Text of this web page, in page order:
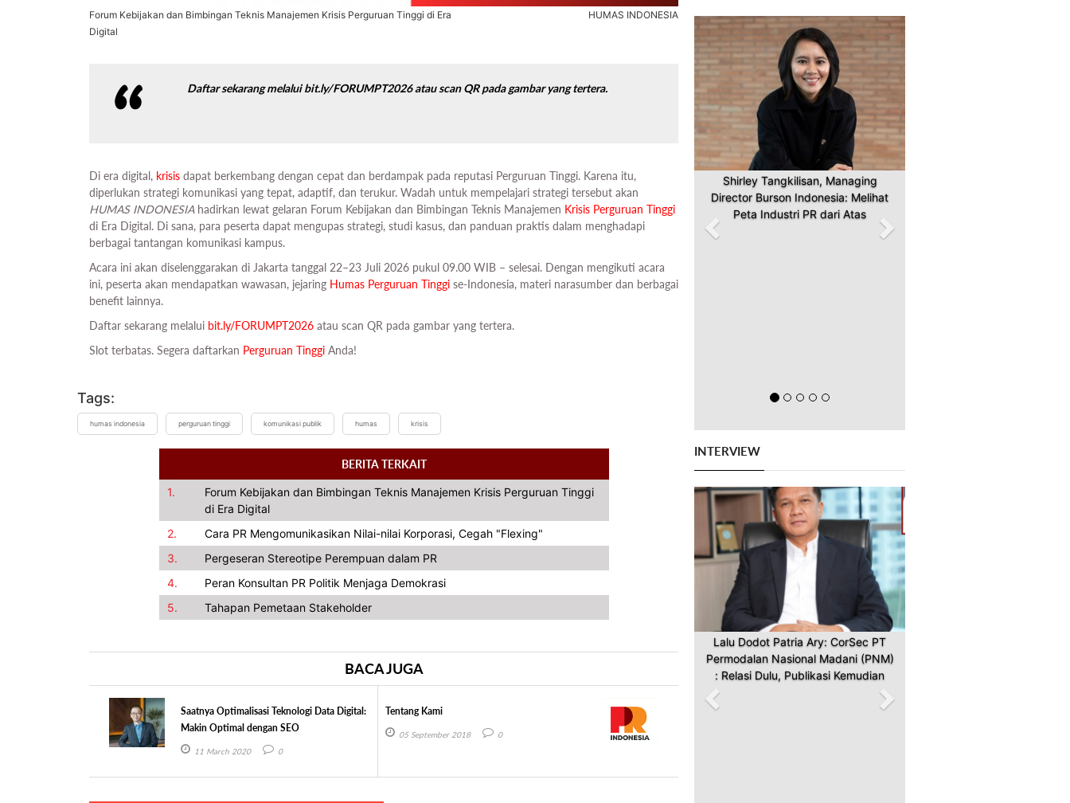
Forum Kebijakan dan Bimbingan Teknis Manajemen Krisis Perguruan Tinggi di Era
Digital
HUMAS INDONESIA
Daftar sekarang melalui bit.ly/FORUMPT2026 atau scan QR pada gambar yang tertera.
Di era digital, krisis dapat berkembang dengan cepat dan berdampak pada reputasi Perguruan Tinggi. Karena itu,
diperlukan strategi komunikasi yang tepat, adaptif, dan terukur. Wadah untuk mempelajari strategi tersebut akan
HUMAS INDONESIAhadirkan lewat gelaran Forum Kebijakan dan Bimbingan Teknis Manajemen Krisis Perguruan Tinggi
di Era Digital. Di sana, para peserta dapat mengupas strategi, studi kasus, dan panduan praktis dalam menghadapi
berbagai tantangan komunikasi kampus.
Acara ini akan diselenggarakan di Jakarta tanggal 22–23 Juli 2026 pukul 09.00 WIB – selesai. Dengan mengikuti acara
ini, peserta akan mendapatkan wawasan, jejaring Humas Perguruan Tinggi se-Indonesia, materi narasumber dan berbagai
benefit lainnya.
Daftar sekarang melalui bit.ly/FORUMPT2026 atau scan QR pada gambar yang tertera.
Slot terbatas. Segera daftarkan Perguruan Tinggi Anda!
Tags:
humas indonesia perguruan tinggi komunikasi publik humas krisis
BERITA TERKAIT
1.
Forum Kebijakan dan Bimbingan Teknis Manajemen Krisis Perguruan Tinggi
di Era Digital
2.
Cara PR Mengomunikasikan Nilai-nilai Korporasi, Cegah "Flexing"
3.
Pergeseran Stereotipe Perempuan dalam PR
4.
Peran Konsultan PR Politik Menjaga Demokrasi
5.
Tahapan Pemetaan Stakeholder
BACA JUGA
Saatnya Optimalisasi Teknologi Data Digital:
Makin Optimal dengan SEO
11 March 2020 0
Tentang Kami
05 September 2018 0
Shirley Tangkilisan, Managing
Director Burson Indonesia: Melihat
Peta Industri PR dari Atas
Previous Next
INTERVIEW
Lalu Dodot Patria Ary: CorSec PT
Permodalan Nasional Madani (PNM)
: Relasi Dulu, Publikasi Kemudian
Previous Next